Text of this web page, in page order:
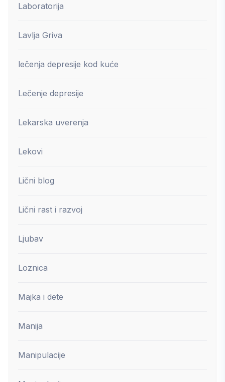
Laboratorija
Lavlja Griva
lečenja depresije kod kuće
Lečenje depresije
Lekarska uverenja
Lekovi
Lični blog
Lični rast i razvoj
Ljubav
Loznica
Majka i dete
Manija
Manipulacije